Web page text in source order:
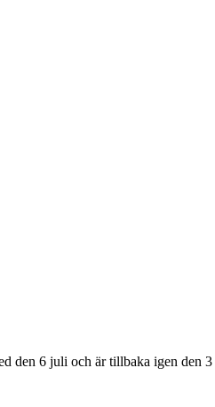
den 6 juli och är tillbaka igen den